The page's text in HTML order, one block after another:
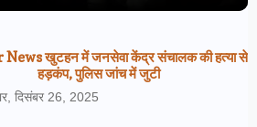
खुटहन में जनसेवा केंद्र संचालक की हत्या से
हड़कंप, पुलिस जांच में जुटी
दिसंबर 26, 2025